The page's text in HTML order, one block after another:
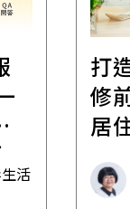
活
打
修
居